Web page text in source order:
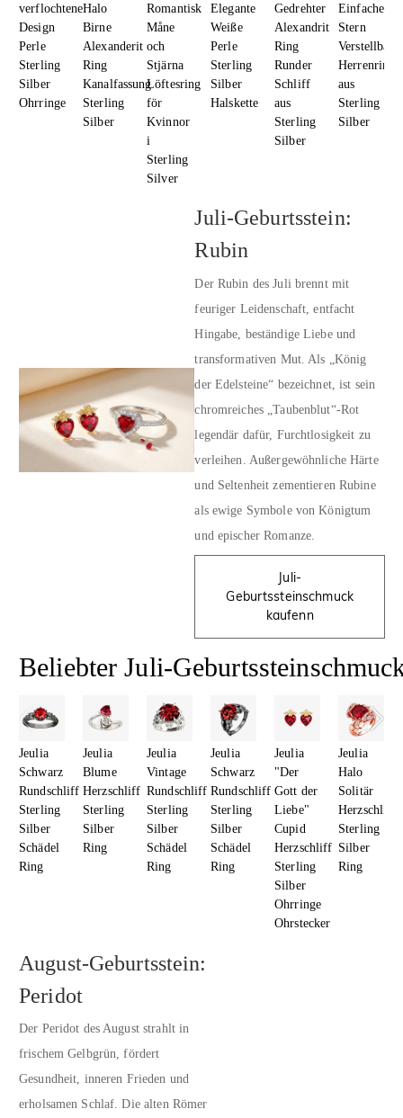
verflochtene
Design
Perle
Sterling
Silber
Ohrringe
Halo
Birne
Alexanderit
Ring
Kanalfassung
Sterling
Silber
Romantisk
Måne
och
Stjärna
Löftesring
för
Kvinnor
i
Sterling
Silver
Elegante
Weiße
Perle
Sterling
Silber
Halskette
Gedrehter
Alexandrit
Ring
Runder
Schliff
aus
Sterling
Silber
Einfacher
Stern
Verstellbarer
Herrenring
aus
Sterling
Silber
Juli-Geburtsstein:
Rubin
Der Rubin des Juli brennt mit
feuriger Leidenschaft, entfacht
Hingabe, beständige Liebe und
transformativen Mut. Als „König
der Edelsteine“ bezeichnet, ist sein
chromreiches „Taubenblut“-Rot
legendär dafür, Furchtlosigkeit zu
verleihen. Außergewöhnliche Härte
und Seltenheit zementieren Rubine
als ewige Symbole von Königtum
und epischer Romanze.
Juli-
Geburtssteinschmuck
kaufenn
Beliebter Juli-
Jeulia
Schwarz
Rundschliff
Sterling
Silber
Schädel
Ring
Jeulia
Blume
Herzschliff
Sterling
Silber
Ring
Jeulia
Vintage
Rundschliff
Sterling
Silber
Schädel
Ring
Jeulia
Schwarz
Rundschliff
Sterling
Silber
Schädel
Ring
Jeulia
"Der
Gott der
Liebe"
Cupid
Herzschliff
Sterling
Silber
Ohrringe
Ohrstecker
Jeulia
Halo
Solitär
Herzschliff
Sterling
Silber
Ring
August-Geburtsstein:
Peridot
Der Peridot des August strahlt in
frischem Gelbgrün, fördert
Gesundheit, inneren Frieden und
erholsamen Schlaf. Die alten Römer